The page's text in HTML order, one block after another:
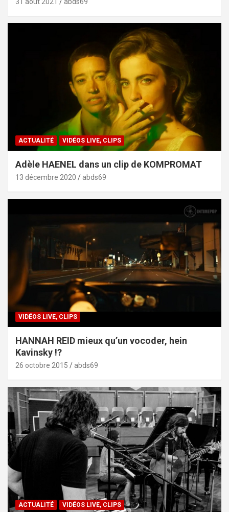
ACTUALITÉ VIDÉOS LIVE, CLIPS
Adèle HAENEL dans un clip de KOMPROMAT
13 décembre 2020 abds69
VIDÉOS LIVE, CLIPS
HANNAH REID mieux qu’un vocoder, hein
Kavinsky !?
26 octobre 2015 abds69
ACTUALITÉ VIDÉOS LIVE, CLIPS